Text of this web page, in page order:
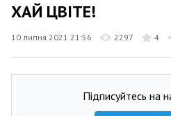
ХАЙ ЦВІТЕ!
10 липня 2021 21:56 2297 4
Підписуйтесь на